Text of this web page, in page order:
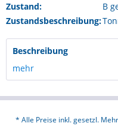
Zustand:
B
Zustandsbeschreibung:
Beschreibung
mehr
* Alle Preise inkl. gesetzl.